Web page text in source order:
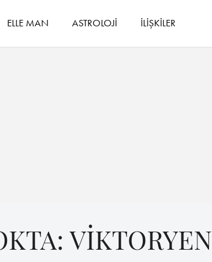
ELLE MAN ASTROLOJİ İLİŞKİLER
VİKTORYEN